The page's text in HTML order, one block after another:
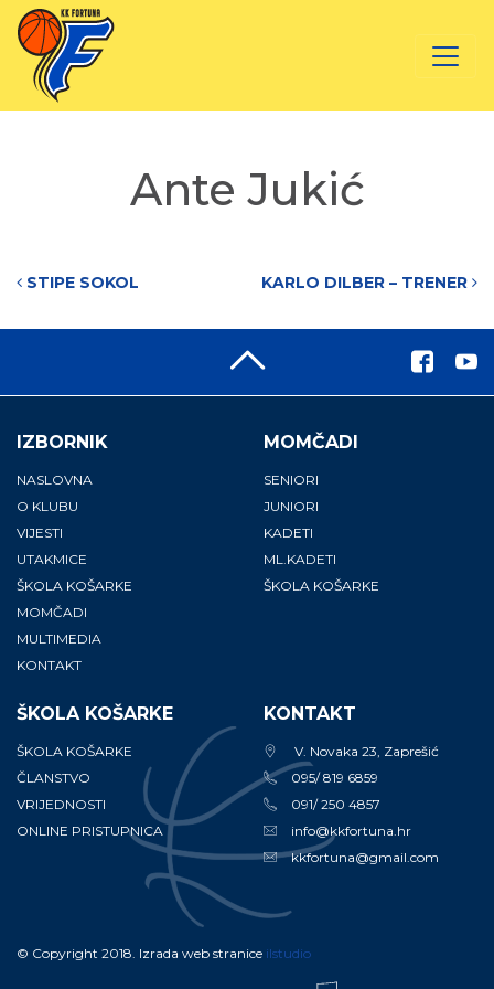
Ante Jukić
Post navigation
STIPE SOKOL KARLO DILBER – TRENER
IZBORNIK
NASLOVNA
O KLUBU
VIJESTI
UTAKMICE
ŠKOLA KOŠARKE
MOMČADI
MULTIMEDIA
KONTAKT
MOMČADI
SENIORI
JUNIORI
KADETI
ML.KADETI
ŠKOLA KOŠARKE
ŠKOLA KOŠARKE
ŠKOLA KOŠARKE
ČLANSTVO
VRIJEDNOSTI
ONLINE PRISTUPNICA
KONTAKT
V. Novaka 23, Zaprešić
095/ 819 6859
091/ 250 4857
info@kkfortuna.hr
kkfortuna@gmail.com
© Copyright 2018. Izrada web stranice ilstudio